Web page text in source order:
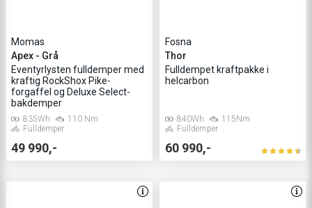
Momas
Apex - Grå
Eventyrlysten fulldemper med
kraftig RockShox Pike-
forgaffel og Deluxe Select-
bakdemper
835Wh
110 Nm
Fulldemper
49 990,-
Fosna
Thor
Fulldempet kraftpakke i
helcarbon
840Wh
115Nm
Fulldemper
60 990,-